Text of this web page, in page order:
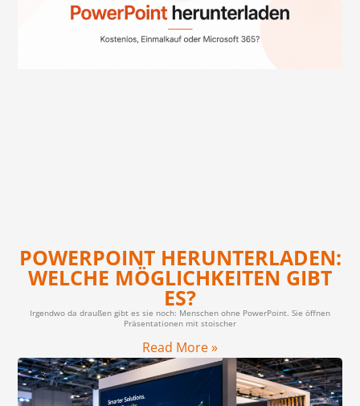
POWERPOINT HERUNTERLADEN:
WELCHE MÖGLICHKEITEN GIBT
ES?
Irgendwo da draußen gibt es sie noch: Menschen ohne PowerPoint. Sie öffnen
Präsentationen mit stoischer
Read More »